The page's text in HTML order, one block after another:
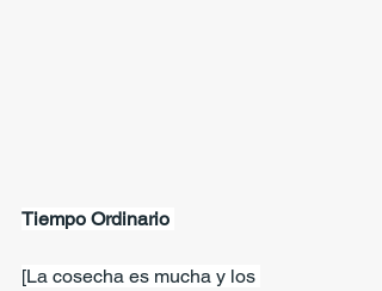
Tiempo Ordinario
[La cosecha es mucha y los